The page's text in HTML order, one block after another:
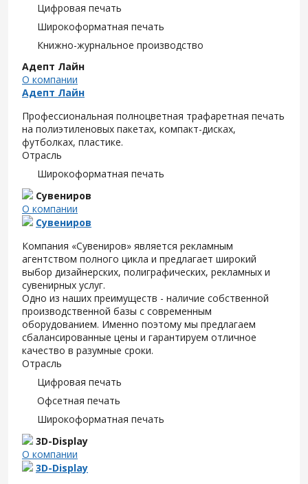
Цифровая печать
Широкоформатная печать
Книжно-журнальное производство
Адепт Лайн
О компании
Адепт Лайн
Профессиональная полноцветная трафаретная печать
на полиэтиленовых пакетах, компакт-дисках,
футболках, пластике.
Отрасль
Широкоформатная печать
Сувениров
О компании
Сувениров
Компания «Сувениров» является рекламным
агентством полного цикла и предлагает широкий
выбор дизайнерских, полиграфических, рекламных и
сувенирных услуг.
Одно из наших преимуществ - наличие собственной
производственной базы с современным
оборудованием. Именно поэтому мы предлагаем
сбалансированные цены и гарантируем отличное
качество в разумные сроки.
Отрасль
Цифровая печать
Офсетная печать
Широкоформатная печать
3D-Display
О компании
3D-Display